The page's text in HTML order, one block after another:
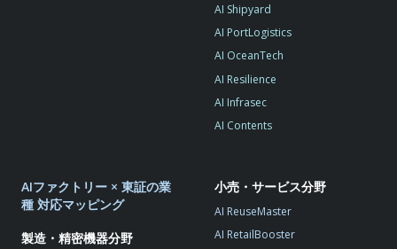
AI Shipyard
AI PortLogistics
AI OceanTech
AI Resilience
AI Infrasec
AI Contents
AIファクトリー × 東証の業
種 対応マッピング
製造・精密機器分野
小売・サービス分野
AI ReuseMaster
AI RetailBooster